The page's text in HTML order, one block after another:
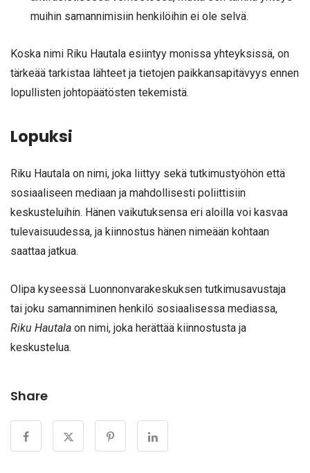
muihin samannimisiin henkilöihin ei ole selvä.
Koska nimi Riku Hautala esiintyy monissa yhteyksissä, on
tärkeää tarkistaa lähteet ja tietojen paikkansapitävyys ennen
lopullisten johtopäätösten tekemistä.
Lopuksi
Riku Hautala on nimi, joka liittyy sekä tutkimustyöhön että
sosiaaliseen mediaan ja mahdollisesti poliittisiin
keskusteluihin. Hänen vaikutuksensa eri aloilla voi kasvaa
tulevaisuudessa, ja kiinnostus hänen nimeään kohtaan
saattaa jatkua.
Olipa kyseessä Luonnonvarakeskuksen tutkimusavustaja
tai joku samanniminen henkilö sosiaalisessa mediassa,
Riku Hautala on nimi, joka herättää kiinnostusta ja
keskustelua.
Share